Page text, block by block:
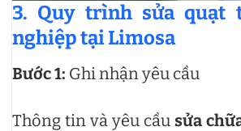
3. Quy trình sửa quạt
nghiệp tại Limosa
Bước 1: Ghi nhận yêu cầu
Thông tin và yêu cầu sửa